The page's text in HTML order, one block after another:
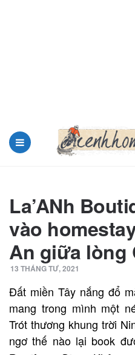
La’ANh
vào
An giữa lòng
13 THÁNG TƯ, 2021
Đất miền Tây nắng đổ
mang trong mình một
Trót thương khung trời
ngơ thế nào lại book